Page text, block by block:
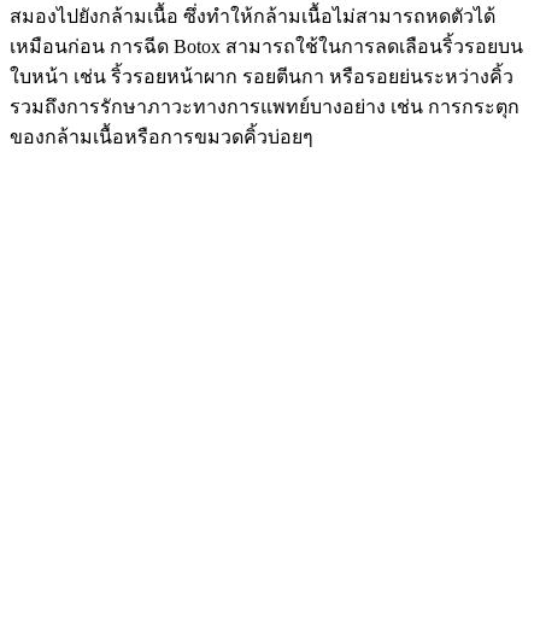
สมองไปยังกล้ามเนื้อ ซึ่งทำให้กล้ามเนื้อไม่สามารถหดตัวได้
เหมือนก่อน การฉีด Botox สามารถใช้ในการลดเลือนริ้วรอยบน
ใบหน้า เช่น ริ้วรอยหน้าผาก รอยตีนกา หรือรอยย่นระหว่างคิ้ว
รวมถึงการรักษาภาวะทางการแพทย์บางอย่าง เช่น การกระตุก
ของกล้ามเนื้อหรือการขมวดคิ้วบ่อยๆ